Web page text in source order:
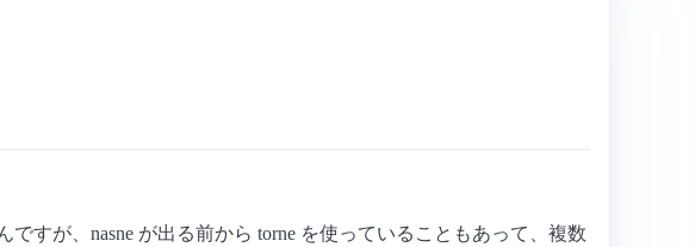
すが、nasne が出る前から torne を使っていることもあって、複数